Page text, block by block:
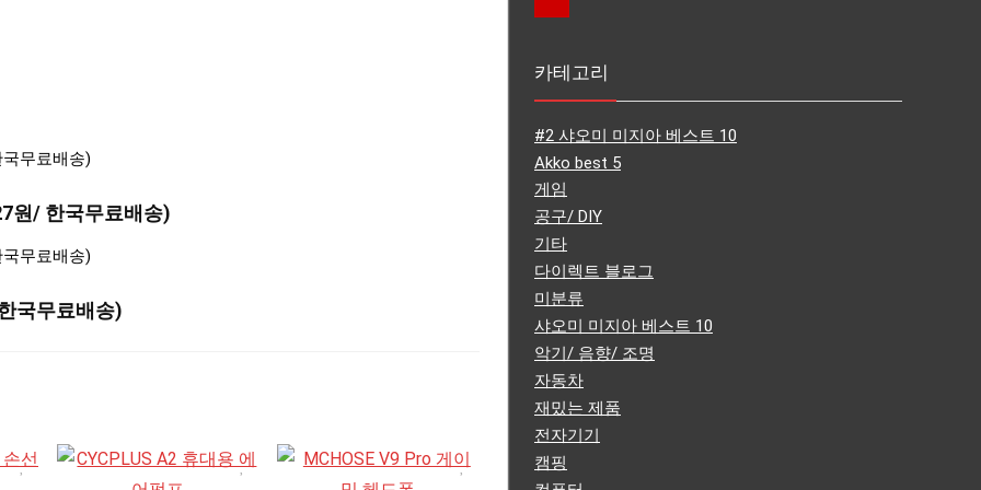
원/ 한국무료배송)
국무료배송)
카테고리
#2 샤오미 미지아 베스트 10
Akko best 5
게임
공구/ DIY
기타
다이렉트 블로그
미분류
샤오미 미지아 베스트 10
악기/ 음향/ 조명
자동차
재밌는 제품
전자기기
캠핑